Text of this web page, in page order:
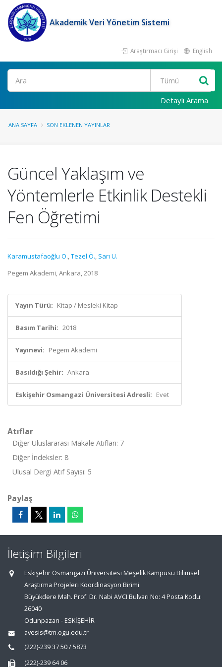
Akademik Veri Yönetim Sistemi
Araştırmacı Girişi English
Ara
Detaylı Arama
ANA SAYFA SON EKLENEN YAYINLAR
Güncel Yaklaşım ve
Yöntemlerle Etkinlik Destekli
Fen Öğretimi
Karamustafaoğlu O.,Tezel Ö., Sarı U.
Pegem Akademi, Ankara, 2018
Yayın Türü: Kitap / Mesleki Kitap
Basım Tarihi: 2018
Yayınevi: Pegem Akademi
Basıldığı Şehir: Ankara
Eskişehir Osmangazi Üniversitesi Adresli: Evet
Atıflar
Diğer Uluslararası Makale Atıfları: 7
Diğer İndeksler: 8
Ulusal Dergi Atıf Sayısı: 5
Paylaş
İletişim Bilgileri
Eskişehir Osmangazi Üniversitesi Meşelik Kampüsü Bilimsel
Araştırma Projeleri Koordinasyon Birimi
Büyükdere Mah. Prof. Dr. Nabi AVCI Bulvarı No: 4 Posta Kodu:
26040
Odunpazarı - ESKİŞEHİR
avesis@tm.ogu.edu.tr
(222)-239 37 50 / 5873
(222)-239 64 06